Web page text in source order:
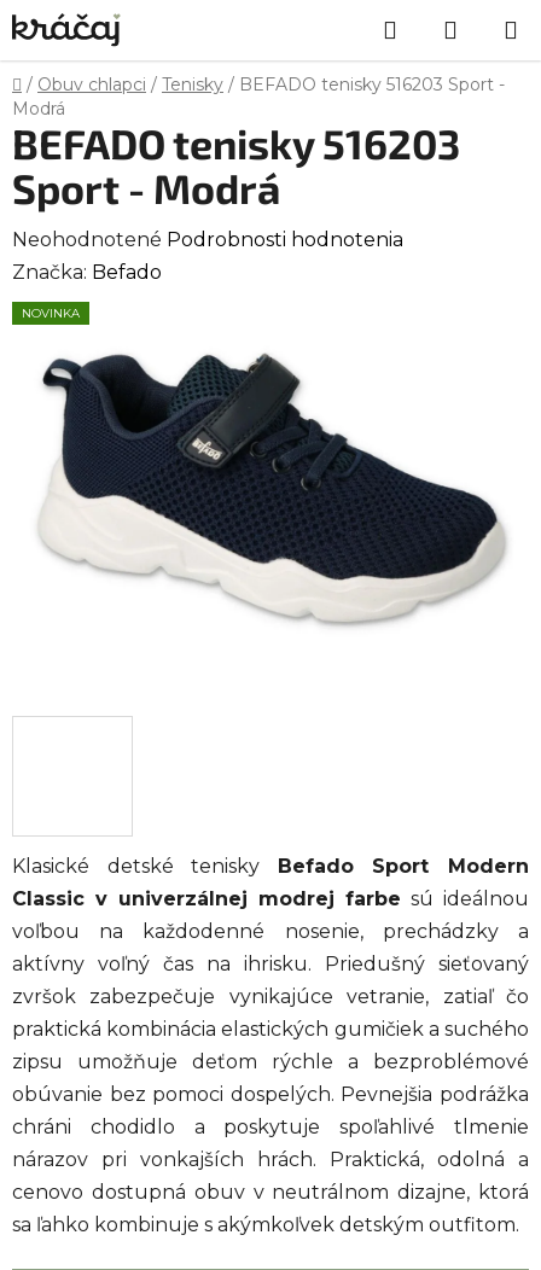
Prejsť
na
obsah
Hľadať
KOŠÍK
Domov
/ Obuv chlapci / Tenisky / BEFADO tenisky 516203 Sport -
Modrá
Klasické detské tenisky Befado Sport Modern
Classic v univerzálnej modrej farbe sú ideálnou
voľbou na každodenné nosenie, prechádzky a
aktívny voľný čas na ihrisku. Priedušný sieťovaný
zvršok zabezpečuje vynikajúce vetranie, zatiaľ čo
praktická kombinácia elastických gumičiek a suchého
zipsu umožňuje deťom rýchle a bezproblémové
obúvanie bez pomoci dospelých. Pevnejšia podrážka
chráni chodidlo a poskytuje spoľahlivé tlmenie
nárazov pri vonkajších hrách. Praktická, odolná a
cenovo dostupná obuv v neutrálnom dizajne, ktorá
sa ľahko kombinuje s akýmkoľvek detským outfitom.
BEFADO tenisky 516203
Sport - Modrá
Priemerné
hodnotenie
produktu
hviezdičiek.
Neohodnotené Podrobnosti hodnotenia
Značka: Befado
NOVINKA